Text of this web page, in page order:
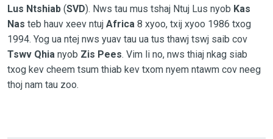
Lus Ntshiab (SVD). Nws tau mus tshaj Ntuj Lus nyob Kas
Nas teb hauv xeev ntuj Africa 8 xyoo, txij xyoo 1986 txog
1994. Yog ua ntej nws yuav tau ua tus thawj tswj saib cov
Tswv Qhianyob Zis Pees. Vim li no, nws thiaj nkag siab
txog kev cheem tsum thiab kev txom nyem ntawm cov neeg
thoj nam tau zoo.